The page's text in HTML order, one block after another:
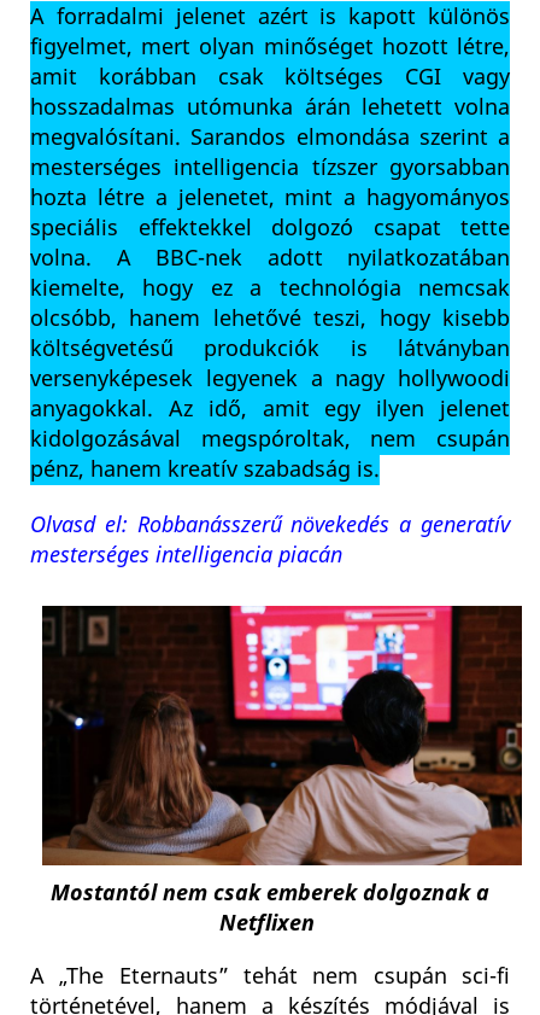
A forradalmi jelenet azért is kapott különös
figyelmet, mert olyan minőséget hozott létre,
amit korábban csak költséges CGI vagy
hosszadalmas utómunka árán lehetett volna
megvalósítani. Sarandos elmondása szerint a
mesterséges intelligencia tízszer gyorsabban
hozta létre a jelenetet, mint a hagyományos
speciális effektekkel dolgozó csapat tette
volna. A BBC-nek adott nyilatkozatában
kiemelte, hogy ez a technológia nemcsak
olcsóbb, hanem lehetővé teszi, hogy kisebb
költségvetésű produkciók is látványban
versenyképesek legyenek a nagy hollywoodi
anyagokkal. Az idő, amit egy ilyen jelenet
kidolgozásával megspóroltak, nem csupán
pénz, hanem kreatív szabadság is.
Olvasd el: Robbanásszerű növekedés a generatív
mesterséges intelligencia piacán
Mostantól nem csak emberek dolgoznak a
Netflixen
A „The Eternauts” tehát nem csupán sci-fi
történetével, hanem a készítés módjával is